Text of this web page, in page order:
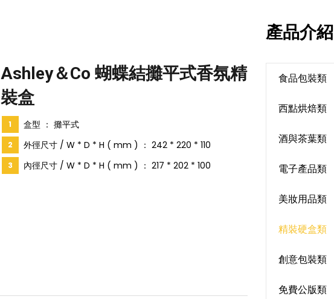
Ashley＆Co 蝴蝶結攤平式香氛精
裝盒
盒型 ： 攤平式
外徑尺寸 / W * D * H ( mm ) ： 242 * 220 * 110
內徑尺寸 / W * D * H ( mm ) ： 217 * 202 * 100
產品介紹
食品包裝類
西點烘焙類
酒與茶葉類
電子產品類
美妝用品類
精裝硬盒類
創意包裝類
免費公版類